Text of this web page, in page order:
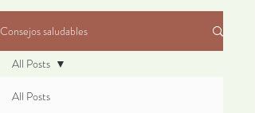
Consejos saludables
All Posts
All Posts